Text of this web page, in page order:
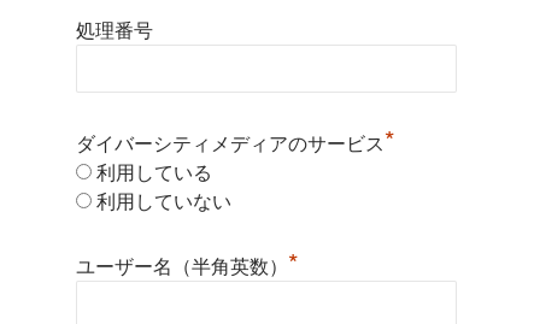
処理番号
ダイバーシティメディアのサービス*
利用している
利用していない
ユーザー名（半角英数） *